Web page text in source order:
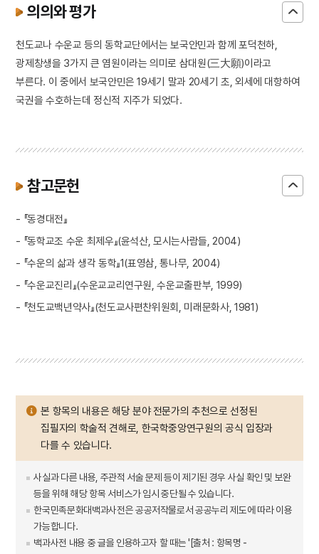
의의와 평가
천도교나 수운교 등의 동학교단에서는 보국안민과 함께 포덕천하,
광제창생을 3가지 큰 염원이라는 의미로 삼대원(三大願)이라고
부른다. 이 중에서 보국안민은 19세기 말과 20세기 초, 외세에 대항하여
국권을 수호하는데 정신적 지주가 되었다.
참고문헌
- 『동경대전』
- 『동학교조 수운 최제우』(윤석산, 모시는사람들, 2004)
- 『수운의 삶과 생각 동학』1(표영삼, 통나무, 2004)
- 『수운교진리』(수운교교리연구원, 수운교출판부, 1999)
- 『천도교백년약사』(천도교사편찬위원회, 미래문화사, 1981)
본 항목의 내용은 해당 분야 전문가의 추천으로 선정된
집필자의 학술적 견해로, 한국학중앙연구원의 공식 입장과
다를 수 있습니다.
사실과 다른 내용, 주관적 서술 문제 등이 제기된 경우 사실 확인 및 보완
등을 위해 해당 항목 서비스가 임시 중단될 수 있습니다.
한국민족문화대백과사전은 공공저작물로서 공공누리 제도에 따라 이용
가능합니다.
백과사전 내용 중 글을 인용하고자 할 때는 '[출처 : 항목명 -